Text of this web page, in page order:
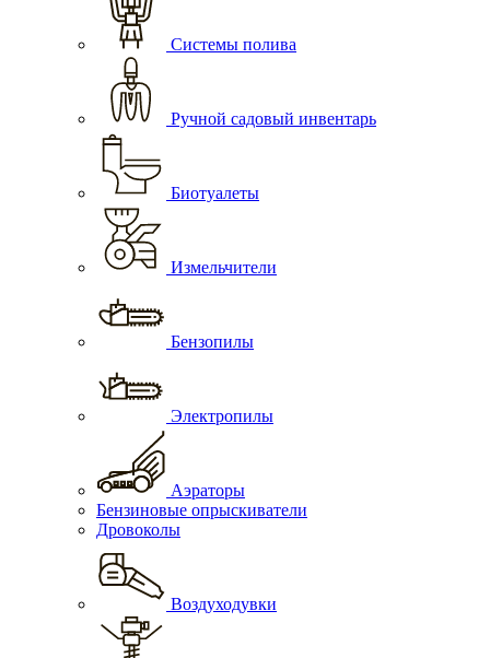
Системы полива
Ручной садовый инвентарь
Биотуалеты
Измельчители
Бензопилы
Электропилы
Аэраторы
Бензиновые опрыскиватели
Дровоколы
Воздуходувки